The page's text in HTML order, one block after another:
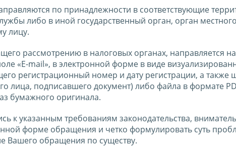
по принадлежности в соответствующие
либо в иной государственный орган, орган местного
лицу.
рассмотрению в налоговых органах, направляется
«E-mail», в электронной форме в виде
регистрационный номер и дату регистрации, а также
лица, подписавшего документ) либо файла в формате
бумажного оригинала.
к указанным требованиям законодательства,
форме обращения и четко формулировать суть
Вашего обращения по существу.